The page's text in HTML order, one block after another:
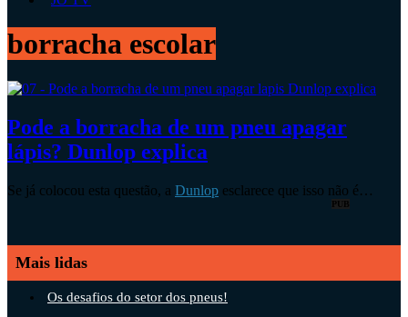
borracha escolar
Pode a borracha de um pneu apagar
lápis? Dunlop explica
Se já colocou esta questão, a Dunlop esclarece que isso não é…
PUB
Mais lidas
Os desafios do setor dos pneus!